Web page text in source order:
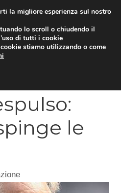
le
la migliore esperienza sul nostro
lo scroll o chiudendo il
di tutti i cookie
stiamo utilizzando o come